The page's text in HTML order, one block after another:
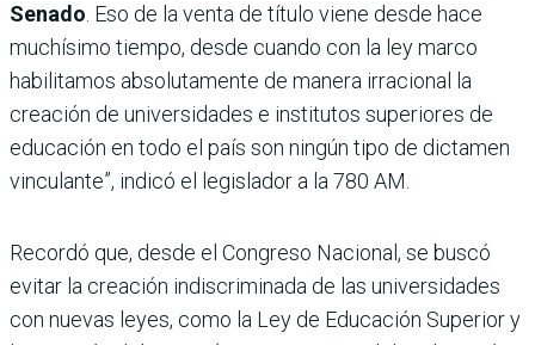
Senado. Eso de la venta de título viene desde hace
muchísimo tiempo, desde cuando con la ley marco
habilitamos absolutamente de manera irracional la
creación de universidades e institutos superiores de
educación en todo el país son ningún tipo de dictamen
vinculante”, indicó el legislador a la 780 AM.
Recordó que, desde el Congreso Nacional, se buscó
evitar la creación indiscriminada de las universidades
con nuevas leyes, como la Ley de Educación Superior y